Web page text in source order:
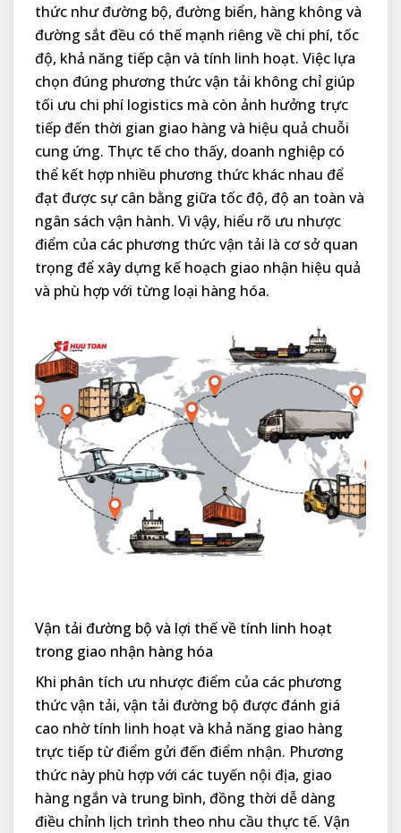
thức như đường bộ, đường biển, hàng không và
đường sắt đều có thế mạnh riêng về chi phí, tốc
độ, khả năng tiếp cận và tính linh hoạt. Việc lựa
chọn đúng phương thức vận tải không chỉ giúp
tối ưu chi phí logistics mà còn ảnh hưởng trực
tiếp đến thời gian giao hàng và hiệu quả chuỗi
cung ứng. Thực tế cho thấy, doanh nghiệp có
thể kết hợp nhiều phương thức khác nhau để
đạt được sự cân bằng giữa tốc độ, độ an toàn và
ngân sách vận hành. Vì vậy, hiểu rõ ưu nhược
điểm của các phương thức vận tải là cơ sở quan
trọng để xây dựng kế hoạch giao nhận hiệu quả
và phù hợp với từng loại hàng hóa.
Vận tải đường bộ và lợi thế về tính linh hoạt
trong giao nhận hàng hóa
Khi phân tích ưu nhược điểm của các phương
thức vận tải, vận tải đường bộ được đánh giá
cao nhờ tính linh hoạt và khả năng giao hàng
trực tiếp từ điểm gửi đến điểm nhận. Phương
thức này phù hợp với các tuyến nội địa, giao
hàng ngắn và trung bình, đồng thời dễ dàng
điều chỉnh lịch trình theo nhu cầu thực tế. Vận